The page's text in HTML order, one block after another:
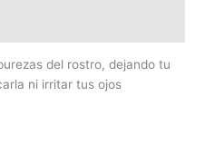
del rostro, dejando tu
ni irritar tus ojos